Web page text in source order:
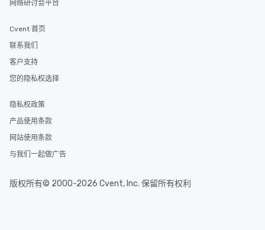
网络研讨会平台
Cvent 首页
联系我们
客户支持
您的隐私权选择
隐私权政策
产品使用条款
网站使用条款
与我们一起做广告
版权所有© 2000-2026 Cvent, Inc. 保留所有权利